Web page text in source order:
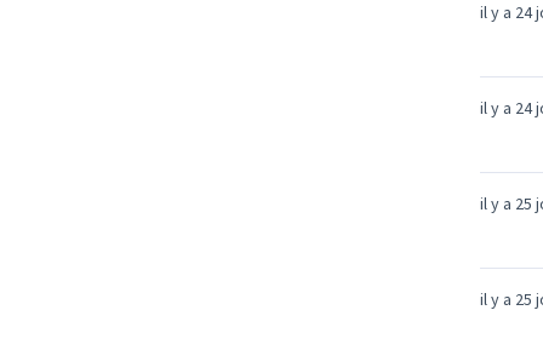
il y a 24
il y a 24
il y a 25
il y a 25